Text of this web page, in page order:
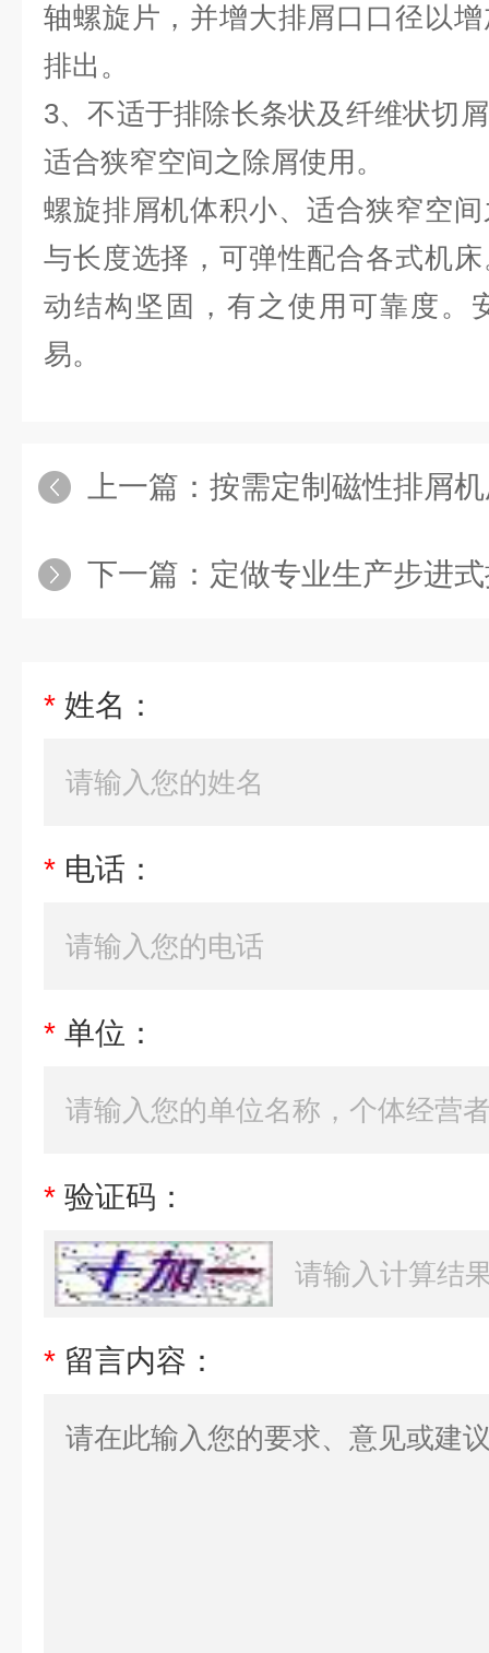
轴螺旋片，并增大排屑口口径以
排出。
3、不适于排除长条状及纤维状切
适合狭窄空间之除屑使用。
螺旋排屑机体积小、适合狭窄空
与长度选择，可弹性配合各式机
动结构坚固，有之使用可靠度。
易。
上一篇： 按需定制磁性排屑
下一篇： 定做专业生产步进
* 姓名：
* 电话：
* 单位：
* 验证码：
* 留言内容：